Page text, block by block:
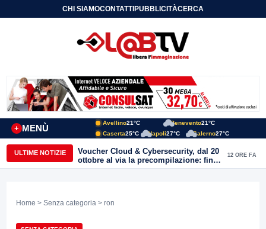
CHI SIAMOCONTATTIPUBBLICITÀCERCA
MENÙ
+
Avellino21°C Benevento21°C
Caserta25°C Napoli27°C Salerno27°C
ULTIME NOTIZIE
Torrioni, il Quartetto d’Archi “I Virtuosi
Sanniti” in concerto nella Chiesa di
San Michele Arcangelo
12 ORE FA
Home > Senza categoria > ron